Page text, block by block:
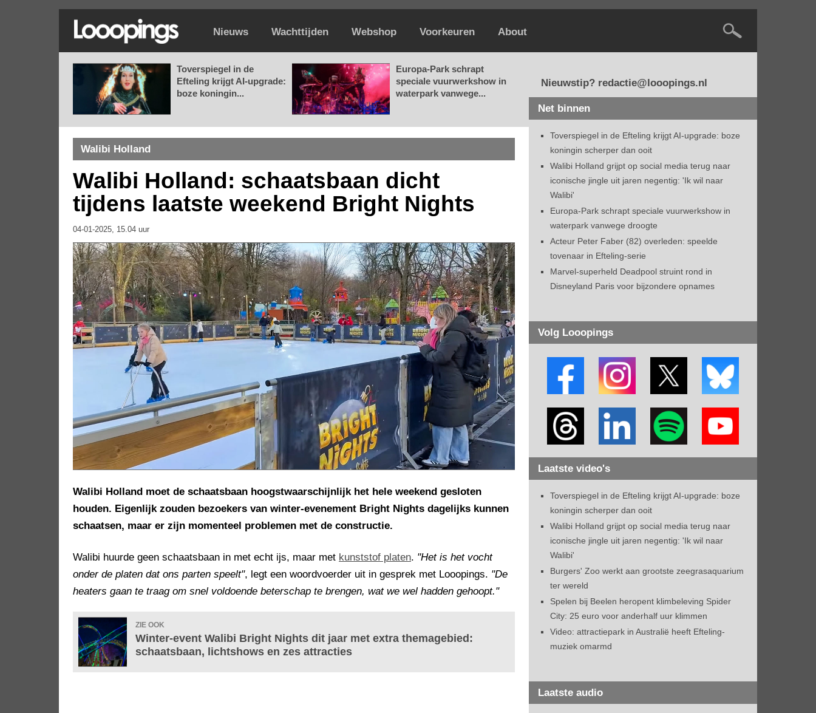
Nieuws Wachttijden Webshop Voorkeuren About
Toverspiegel in de
Efteling krijgt AI-upgrade:
boze koningin...
Europa-Park schrapt
speciale vuurwerkshow in
waterpark vanwege...
Walibi Holland
Walibi Holland: schaatsbaan dicht
tijdens laatste weekend Bright Nights
04-01-2025, 15.04 uur
Walibi Holland moet de schaatsbaan hoogstwaarschijnlijk het hele weekend gesloten
houden. Eigenlijk zouden bezoekers van winter-evenement Bright Nights dagelijks kunnen
schaatsen, maar er zijn momenteel problemen met de constructie.
Walibi huurde geen schaatsbaan in met echt ijs, maar met kunststof platen. "Het is het vocht
onder de platen dat ons parten speelt", legt een woordvoerder uit in gesprek met Looopings. "De
heaters gaan te traag om snel voldoende beterschap te brengen, wat we wel hadden gehoopt."
ZIE OOK
Winter-event Walibi Bright Nights dit jaar met extra themagebied:
schaatsbaan, lichtshows en zes attracties
Nieuwstip? redactie@looopings.nl
Net binnen
Toverspiegel in de Efteling krijgt AI-upgrade: boze
koningin scherper dan ooit
Walibi Holland grijpt op social media terug naar
iconische jingle uit jaren negentig: 'Ik wil naar
Walibi'
Europa-Park schrapt speciale vuurwerkshow in
waterpark vanwege droogte
Acteur Peter Faber (82) overleden: speelde
tovenaar in Efteling-serie
Marvel-superheld Deadpool struint rond in
Disneyland Paris voor bijzondere opnames
Volg Looopings
Laatste video's
Toverspiegel in de Efteling krijgt AI-upgrade: boze
koningin scherper dan ooit
Walibi Holland grijpt op social media terug naar
iconische jingle uit jaren negentig: 'Ik wil naar
Walibi'
Burgers' Zoo werkt aan grootste zeegrasaquarium
ter wereld
Spelen bij Beelen heropent klimbeleving Spider
City: 25 euro voor anderhalf uur klimmen
Video: attractiepark in Australië heeft Efteling-
muziek omarmd
Laatste audio